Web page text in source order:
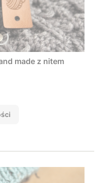
made z nitem